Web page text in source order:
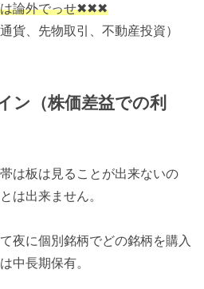
論外でっせ✖✖✖
貨、先物取引、不動産投資）
ン（株価差益での利
は板は見ることが出来ないの
は出来ません。
夜に個別銘柄でどの銘柄を購入
中長期保有。